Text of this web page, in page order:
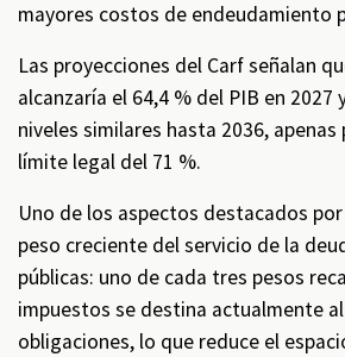
mayores costos de endeudamiento
Las proyecciones del Carf señalan
alcanzaría el 64,4 % del PIB en 2027
niveles similares hasta 2036,
límite legal del 71 %.
Uno de los aspectos destacados
peso creciente del servicio de la
públicas: uno de cada tres pesos
impuestos se destina actualmente
obligaciones, lo que reduce el